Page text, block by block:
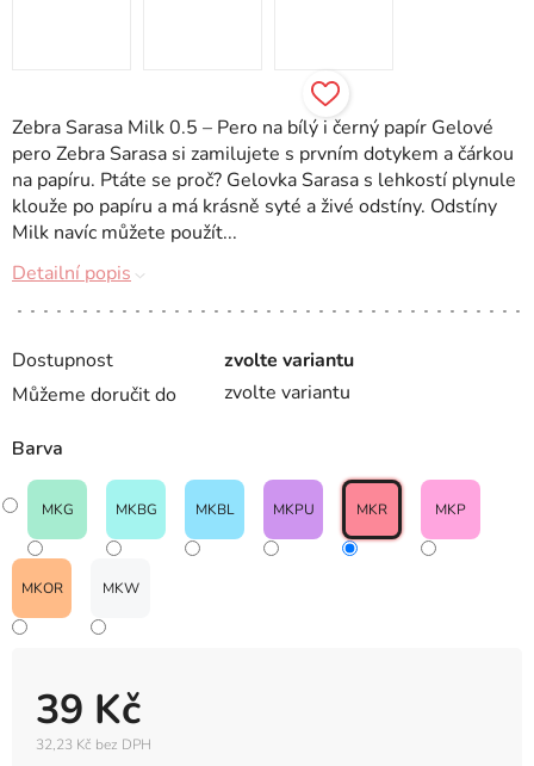
Dostupnost
zvolte variantu
Můžeme doručit do
zvolte variantu
39 Kč
32,23 Kč bez DPH
Barva
MKG MKBG MKBL MKPU MKR MKP
MKOR MKW
Zebra Sarasa Milk 0.5 – Pero na bílý i černý papír Gelové
pero Zebra Sarasa si zamilujete s prvním dotykem a čárkou
na papíru. Ptáte se proč? Gelovka Sarasa s lehkostí plynule
klouže po papíru a má krásně syté a živé odstíny. Odstíny
Milk navíc můžete použít...
Detailní popis